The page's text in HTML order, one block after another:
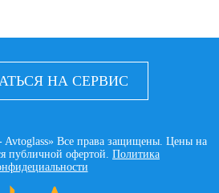
НА СЕРВИС
Avtoglass» Все права защищены. Цены на
публичной офертой. Политика